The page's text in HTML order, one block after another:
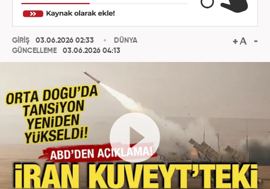
GİRİŞ
03.06.2026 02:33
GÜNCELLEME
03.06.2026 04:13
DÜNYA